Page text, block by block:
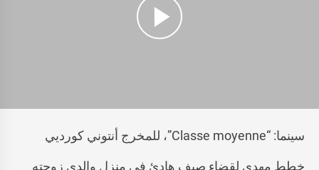
سينما: “Classe moyenne”، للمخرج أنتوني كورديي
خطط مهدي لقضاء صيف هادئ في منزل والدي زوجته